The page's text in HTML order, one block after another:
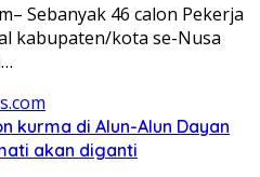
Sebanyak 46 calon Pekerja
kabupaten/kota se-Nusa
kurma di Alun-Alun Dayan
akan diganti